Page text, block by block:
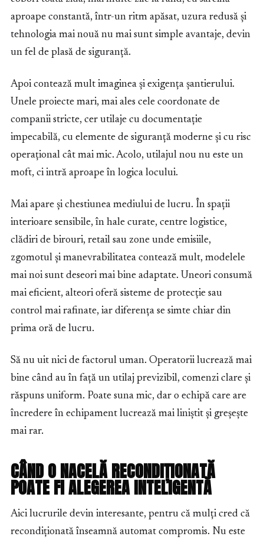
aproape constantă, într-un ritm apăsat, uzura redusă și
tehnologia mai nouă nu mai sunt simple avantaje, devin
un fel de plasă de siguranță.
Apoi contează mult imaginea și exigența șantierului.
Unele proiecte mari, mai ales cele coordonate de
companii stricte, cer utilaje cu documentație
impecabilă, cu elemente de siguranță moderne și cu risc
operațional cât mai mic. Acolo, utilajul nou nu este un
moft, ci intră aproape în logica locului.
Mai apare și chestiunea mediului de lucru. În spații
interioare sensibile, în hale curate, centre logistice,
clădiri de birouri, retail sau zone unde emisiile,
zgomotul și manevrabilitatea contează mult, modelele
mai noi sunt deseori mai bine adaptate. Uneori consumă
mai eficient, alteori oferă sisteme de protecție sau
control mai rafinate, iar diferența se simte chiar din
prima oră de lucru.
Să nu uit nici de factorul uman. Operatorii lucrează mai
bine când au în față un utilaj previzibil, comenzi clare și
răspuns uniform. Poate suna mic, dar o echipă care are
încredere în echipament lucrează mai liniștit și greșește
mai rar.
CÂND O NACELĂ RECONDIȚIONATĂ
POATE FI ALEGEREA INTELIGENTĂ
Aici lucrurile devin interesante, pentru că mulți cred că
recondiționată înseamnă automat compromis. Nu este